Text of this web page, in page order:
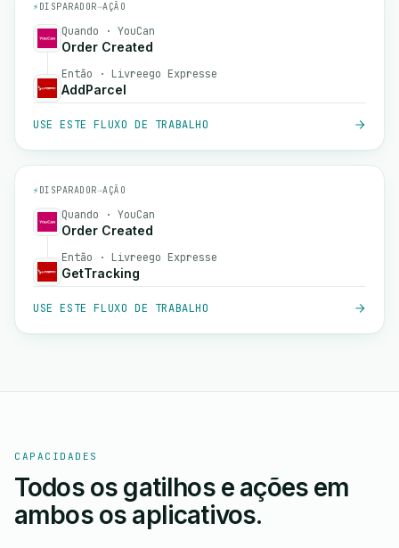
⚡ DISPARADOR→AÇÃO
Quando · YouCan
Order Created
Então · Livreego Expresse
AddParcel
USE ESTE FLUXO DE TRABALHO
⚡ DISPARADOR→AÇÃO
Quando · YouCan
Order Created
Então · Livreego Expresse
GetTracking
USE ESTE FLUXO DE TRABALHO
CAPACIDADES
Todos os gatilhos e ações em
ambos os aplicativos.